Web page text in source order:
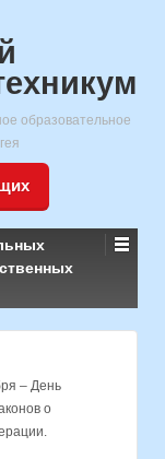
образовательное
– День
о